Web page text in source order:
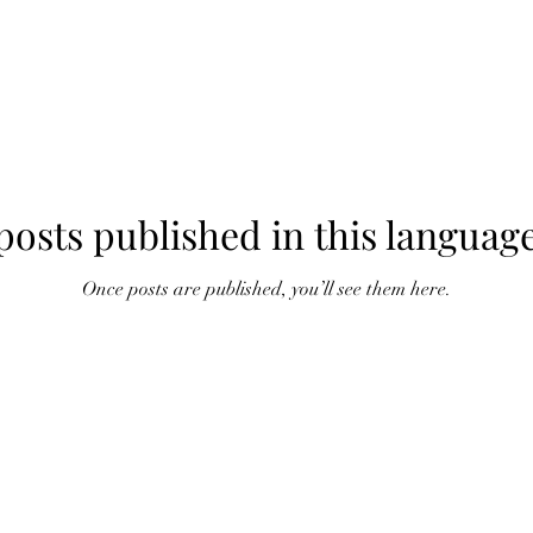
published in this
Once posts are published, you’ll see them here.